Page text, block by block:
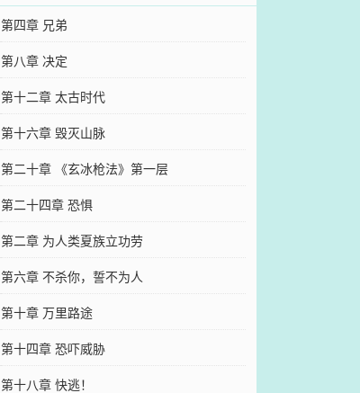
第四章 兄弟
第八章 决定
第十二章 太古时代
第十六章 毁灭山脉
第二十章 《玄冰枪法》第一层
第二十四章 恐惧
第二章 为人类夏族立功劳
第六章 不杀你，誓不为人
第十章 万里路途
第十四章 恐吓威胁
第十八章 快逃！